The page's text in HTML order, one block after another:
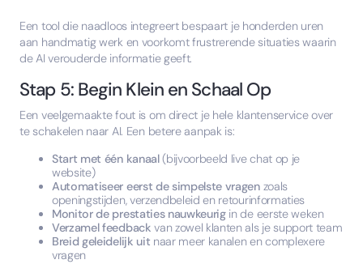
Een tool die naadloos integreert bespaart je honderden uren
aan handmatig werk en voorkomt frustrerende situaties waarin
de AI verouderde informatie geeft.
Stap 5: Begin Klein en Schaal Op
Een veelgemaakte fout is om direct je hele klantenservice over
te schakelen naar AI. Een betere aanpak is:
Start met één kanaal(bijvoorbeeld live chat op je
website)
Automatiseer eerst de simpelste vragenzoals
openingstijden, verzendbeleid en retourinformaties
Monitor de prestaties nauwkeurigin de eerste weken
Verzamel feedback van zowel klanten als je support team
Breid geleidelijk uit naar meer kanalen en complexere
vragen